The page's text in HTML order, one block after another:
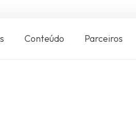
Conteúdo Parceiros